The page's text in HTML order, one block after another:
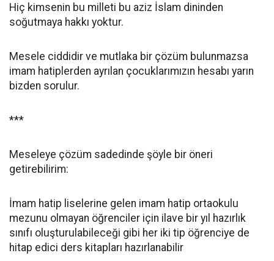
Hiç kimsenin bu milleti bu aziz İslam dininden
soğutmaya hakkı yoktur.
Mesele ciddidir ve mutlaka bir çözüm bulunmazsa
imam hatiplerden ayrılan çocuklarımızın hesabı yarın
bizden sorulur.
***
Meseleye çözüm sadedinde şöyle bir öneri
getirebilirim:
İmam hatip liselerine gelen imam hatip ortaokulu
mezunu olmayan öğrenciler için ilave bir yıl hazırlık
sınıfı oluşturulabileceği gibi her iki tip öğrenciye de
hitap edici ders kitapları hazırlanabilir